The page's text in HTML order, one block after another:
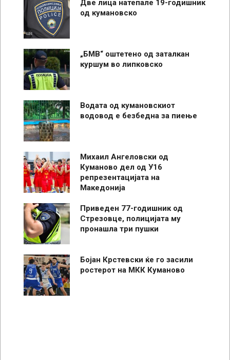
Две лица натепале 19-годишник
од кумановско
„БМВ“ оштетено од заталкан
куршум во липковско
Водата од кумановскиот
водовод е безбедна за пиење
Михаил Ангеловски од
Куманово дел од У16
репрезентацијата на
Македонија
Приведен 77-годишник од
Стрезовце, полицијата му
пронашла три пушки
Бојан Крстевски ќе го засили
ростерот на МКК Куманово